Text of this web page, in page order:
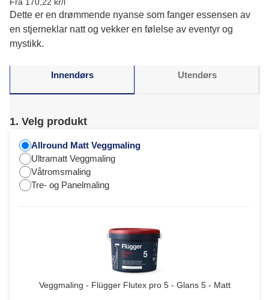
Dette er en drømmende nyanse som fanger essensen av
en stjerneklar natt og vekker en følelse av eventyr og
mystikk.
Innendørs Utendørs
1. Velg produkt
Allround Matt Veggmaling
Ultramatt Veggmaling
Våtromsmaling
Tre- og Panelmaling
Veggmaling - Flügger Flutex pro 5 - Glans 5 - Matt